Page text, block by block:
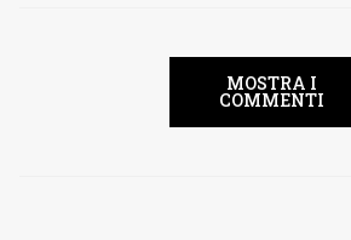
MOSTRA I
COMMENTI